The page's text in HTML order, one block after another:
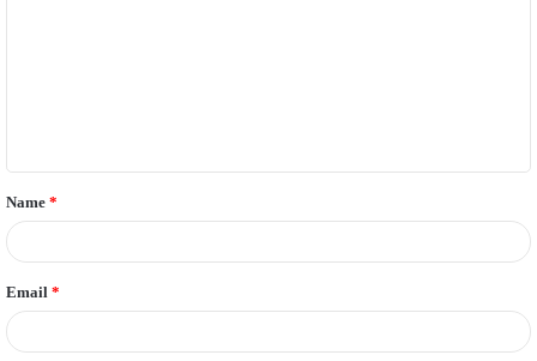
t
*
Name *
Email *